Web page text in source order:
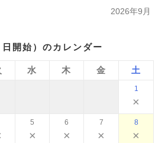
2026年9月
開始）のカレンダー
水 木 金 土
1
×
5
×
6
×
7
×
8
×